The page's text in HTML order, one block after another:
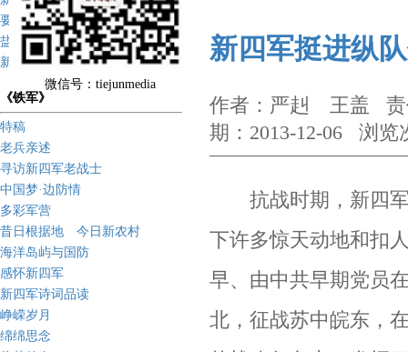
微信号：tiejunmedia
要闻速览
盐城新四军纪念馆
新四军历史上的今天
《铁军》
特稿
老兵亲述
寻访新四军老战士
中国梦·边防情
多彩军营
昔日根据地 今日新农村
海洋岛屿与国防
感怀新四军
新四军诗词品读
峥嵘岁月
绵绵思念
新四军挺进纵
作者：严赳 王盖 责
期：2013-12-06 浏览
抗战时期，新四军
下许多惊天动地和扣
早、由中共早期党员
北，征战苏中皖东，